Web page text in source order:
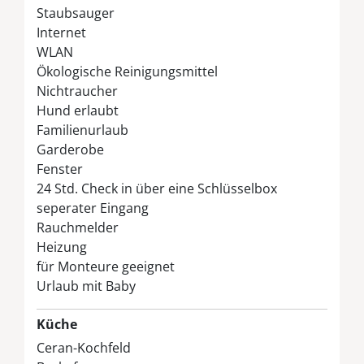
Waschbecken zur Verfügung.
Zwei Schlafzimmer sind mit einem Doppel
ausgestattet. Das dritte Schlafzimmer verfügt
über ein Kinderetagenbett.
Ausstattung
Wohnzimmer:Laminatboden, Sofa mit Sessel,
Fernseher, Kinderhochstuhl, gratis W-LAN
Zugang
Küche: Fliesenboden, komplett ausgestattete
Küche mit Geschirrspülmaschine, Backofen,
Cerankochfeld, Mikrowelle, Kühlgefrierschrank,
Kaffeemaschine, Wasserkocher und Toaster
Wintergarten:Laminatboden, Ess-/Sitzbereich,
Zugang zu dem Abstellraum mit Staubsauger,
Besen, Wischer, Kehrblech und Handfeger,
Wäscheständer, Bügeleisen und Bügelbrett
Staubsauger
Internet
WLAN
Ökologische Reinigungsmittel
Nichtraucher
Hund erlaubt
Familienurlaub
Garderobe
Fenster
24 Std. Check in über eine Schlüsselbox
seperater Eingang
Rauchmelder
Heizung
für Monteure geeignet
Urlaub mit Baby
Küche
Ceran-Kochfeld